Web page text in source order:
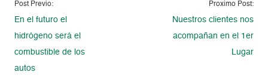
Post Previo:
En el futuro el
hidrógeno será el
combustible de los
autos
Proximo Post:
Nuestros clientes nos
acompañan en el 1er
Lugar